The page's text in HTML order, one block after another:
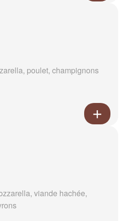
poulet, champignons
viande hachée,